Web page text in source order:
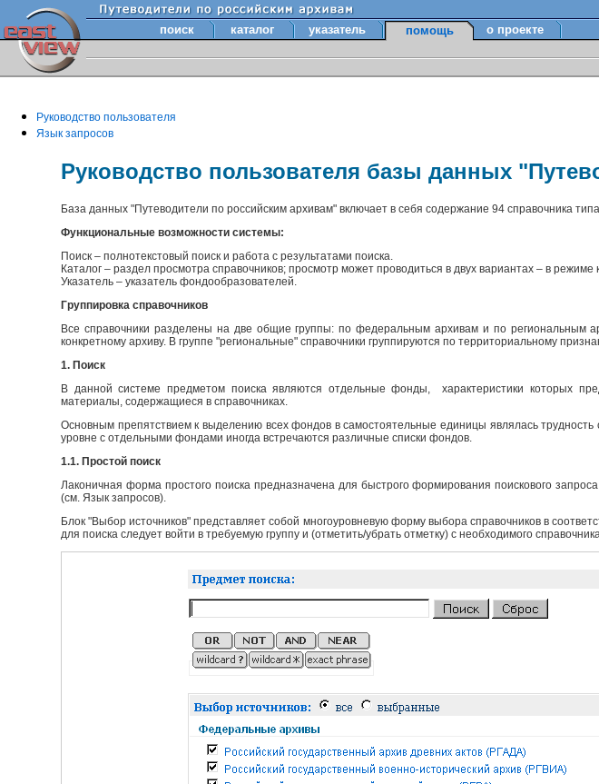
поиск каталог указатель помощь о проекте
Руководство пользователя
Язык запросов
Руководство пользователя базы данных
База данных "Путеводители по российским архивам" включает в себя содержание 94 справочника
Функциональные возможности системы:
Поиск – полнотекстовый поиск и работа с результатами поиска.
Каталог – раздел просмотра справочников; просмотр может проводиться в двух вариантах – в
Указатель – указатель фондообразователей.
Группировка справочников
Все справочники разделены на две общие группы: по федеральным архивам и по региональным
конкретному архиву. В группе "региональные" справочники группируются по территориальному
1. Поиск
В данной системе предметом поиска являются отдельные фонды, характеристики которых
материалы, содержащиеся в справочниках.
Основным препятствием к выделению всех фондов в самостоятельные единицы являлась
уровне с отдельными фондами иногда встречаются различные списки фондов.
1.1. Простой поиск
Лаконичная форма простого поиска предназначена для быстрого формирования поискового
(см. Язык запросов).
Блок "Выбор источников" представляет собой многоуровневую форму выбора справочников в
для поиска следует войти в требуемую группу и (отметить/убрать отметку) с необходимого